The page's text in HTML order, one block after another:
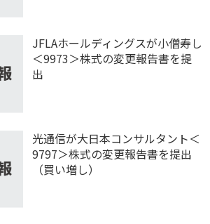
JFLAホールディングスが小僧寿し
＜9973＞株式の変更報告書を提
出
光通信が大日本コンサルタント＜
9797＞株式の変更報告書を提出
（買い増し）